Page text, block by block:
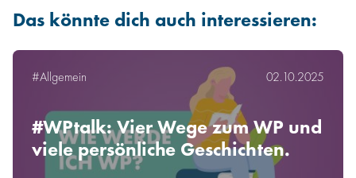
Das könnte dich auch interessieren:
#Allgemein 02.10.2025
#WPtalk: Vier Wege zum WP und
viele persönliche Geschichten.